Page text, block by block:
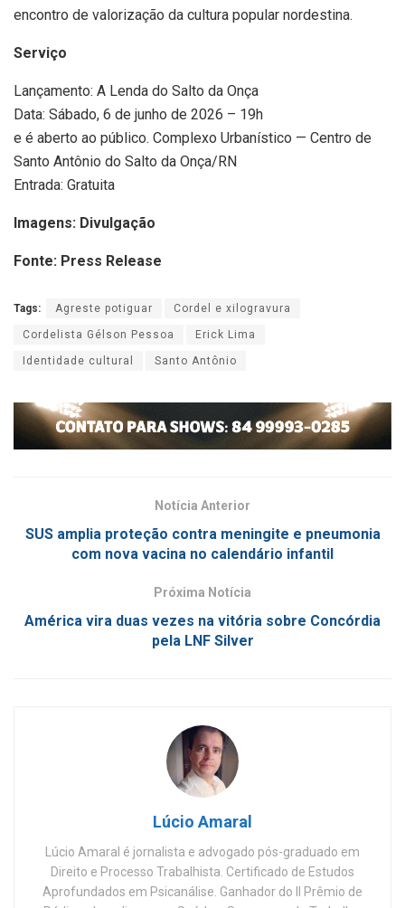
encontro de valorização da cultura popular nordestina.
Serviço
Lançamento: A Lenda do Salto da Onça
Data: Sábado, 6 de junho de 2026 – 19h
e é aberto ao público. Complexo Urbanístico — Centro de
Santo Antônio do Salto da Onça/RN
Entrada: Gratuita
Imagens: Divulgação
Fonte: Press Release
Tags: Agreste potiguar Cordel e xilogravura
Cordelista Gélson Pessoa Erick Lima
Identidade cultural Santo Antônio
Notícia Anterior
SUS amplia proteção contra meningite e pneumonia
com nova vacina no calendário infantil
Próxima Notícia
América vira duas vezes na vitória sobre Concórdia
pela LNF Silver
Lúcio Amaral
Lúcio Amaral é jornalista e advogado pós-graduado em
Direito e Processo Trabalhista. Certificado de Estudos
Aprofundados em Psicanálise. Ganhador do II Prêmio de